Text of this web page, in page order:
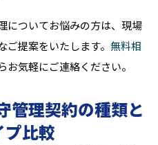
についてお悩みの方は、現場
提案をいたします。 無料相
お気軽にご連絡ください。
管理契約の種類と
比較